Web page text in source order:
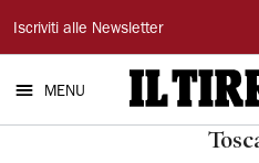
Il
Tirreno
Iscriviti alle Newsletter
MENU